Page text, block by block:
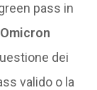
pass in
Omicron
dei
valido o la